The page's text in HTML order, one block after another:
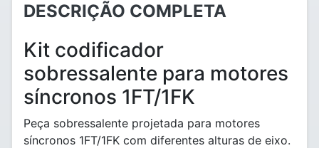
DESCRIÇÃO COMPLETA
Kit codificador
sobressalente para motores
síncronos 1FT/1FK
Peça sobressalente projetada para motores
síncronos 1FT/1FK com diferentes alturas de eixo.